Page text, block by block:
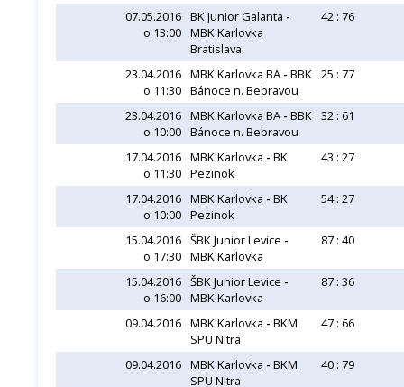
07.05.2016
o 13:00
BK Junior Galanta -
MBK Karlovka
Bratislava
42 : 76
23.04.2016
o 11:30
MBK Karlovka BA - BBK
Bánoce n. Bebravou
25 : 77
23.04.2016
o 10:00
MBK Karlovka BA - BBK
Bánoce n. Bebravou
32 : 61
17.04.2016
o 11:30
MBK Karlovka - BK
Pezinok
43 : 27
17.04.2016
o 10:00
MBK Karlovka - BK
Pezinok
54 : 27
15.04.2016
o 17:30
ŠBK Junior Levice -
MBK Karlovka
87 : 40
15.04.2016
o 16:00
ŠBK Junior Levice -
MBK Karlovka
87 : 36
09.04.2016 MBK Karlovka - BKM
SPU Nitra
47 : 66
09.04.2016 MBK Karlovka - BKM
SPU NItra
40 : 79